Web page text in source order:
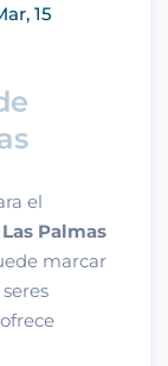
15
el
Palmas
marcar